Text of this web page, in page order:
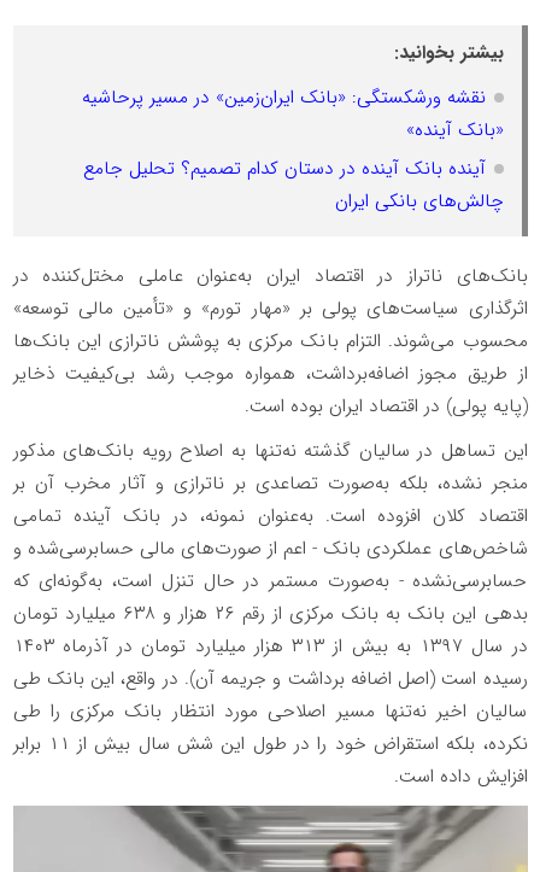
بیشتر بخوانید:
نقشه ورشکستگی: «بانک ایران‌زمین» در مسیر پرحاشیه
«بانک آینده»
آینده بانک آینده در دستان کدام تصمیم؟ تحلیل جامع
چالش‌های بانکی ایران
بانک‌های ناتراز در اقتصاد ایران به‌عنوان عاملی مختل‌کننده در
اثرگذاری سیاست‌های پولی بر «مهار تورم» و «تأمین مالی توسعه»
محسوب می‌شوند. التزام بانک مرکزی به پوشش ناترازی این بانک‌ها
از طریق مجوز اضافه‌برداشت، همواره موجب رشد بی‌کیفیت ذخایر
(پایه پولی) در اقتصاد ایران بوده است.
این تساهل در سالیان گذشته نه‌تنها به اصلاح رویه بانک‌های مذکور
منجر نشده، بلکه به‌صورت تصاعدی بر ناترازی و آثار مخرب آن بر
اقتصاد کلان افزوده است. به‌عنوان نمونه، در بانک آینده تمامی
شاخص‌های عملکردی بانک - اعم از صورت‌های مالی حسابرسی‌شده و
حسابرسی‌نشده - به‌صورت مستمر در حال تنزل است، به‌گونه‌ای که
بدهی این بانک به بانک مرکزی از رقم ۲۶ هزار و ۶۳۸ میلیارد تومان
در سال ۱۳۹۷ به بیش از ۳۱۳ هزار میلیارد تومان در آذرماه ۱۴۰۳
رسیده است (اصل اضافه برداشت و جریمه آن). در واقع، این بانک طی
سالیان اخیر نه‌تنها مسیر اصلاحی مورد انتظار بانک مرکزی را طی
نکرده، بلکه استقراض خود را در طول این شش سال بیش از ۱۱ برابر
افزایش داده است.